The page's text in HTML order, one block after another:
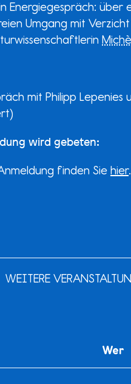
Energiegespräch: über
Umgang mit
mit Philipp
wird gebeten:
finden Sie hier.
WEITERE
Wer